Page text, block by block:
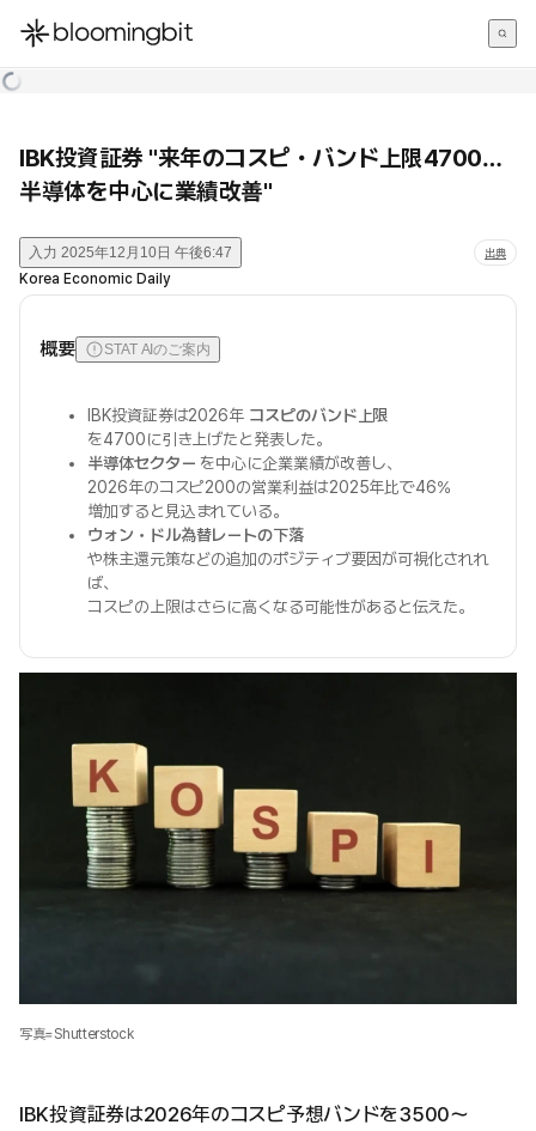
한국어
IBK投資証券 "来年のコスピ・バンド上限4700…
半導体を中心に業績改善"
入力 2025年12月10日 午後6:47 出典
Korea Economic Daily
概要 STAT AIのご案内
IBK投資証券は2026年 コスピのバンド上限
を4700に引き上げたと発表した。
半導体セクター を中心に企業業績が改善し、
2026年のコスピ200の営業利益は2025年比で46%
増加すると見込まれている。
ウォン・ドル為替レートの下落
や株主還元策などの追加のポジティブ要因が可視化されれ
ば、
コスピの上限はさらに高くなる可能性があると伝えた。
写真=Shutterstock
IBK投資証券は2026年のコスピ予想バンドを3500～